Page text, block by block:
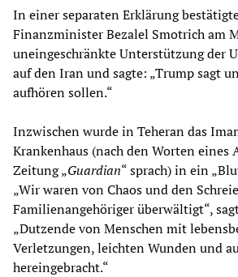
In einer separaten Erklärung
Finanzminister Bezalel Smotrich am
uneingeschränkte Unterstützung der
auf den Iran und sagte: „Trump sagt
aufhören sollen.“
Inzwischen wurde in Teheran das
Krankenhaus (nach den Worten eines
Zeitung „Guardian“ sprach) in ein
„Wir waren von Chaos und den
Familienangehöriger überwältigt“,
„Dutzende von Menschen mit
Verletzungen, leichten Wunden und
hereingebracht.“